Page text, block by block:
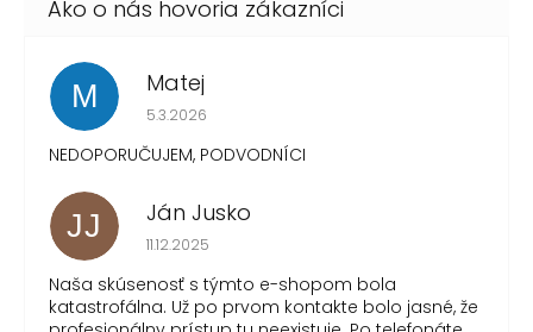
M Matej
Hodnotenie obchodu je 1 z 5 hviezdičiek.
5.3.2026
NEDOPORUČUJEM, PODVODNÍCI
JJ Ján Jusko
Hodnotenie obchodu je 1 z 5 hviezdičiek.
11.12.2025
Naša skúsenosť s týmto e-shopom bola
katastrofálna. Už po prvom kontakte bolo jasné, že